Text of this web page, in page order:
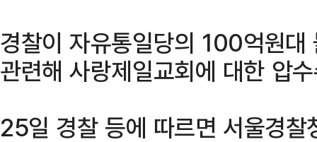
경찰이 자유통일당의 100억원
관련해 사랑제일교회에 대한 압
25일 경찰 등에 따르면 서울경